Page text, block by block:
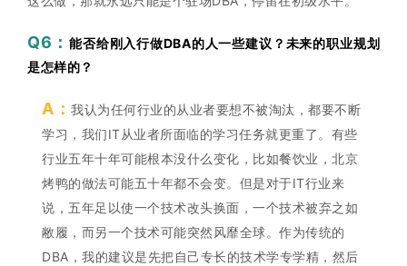
Q6：能否给刚入行做DBA的人一些建议？未来的职业规划
是怎样的？
A： 我认为任何行业的从业者要想不被淘汰，都要不断
学习，我们IT从业者所面临的学习任务就更重了。有些
行业五年十年可能根本没什么变化，比如餐饮业，北京
烤鸭的做法可能五十年都不会变。但是对于IT行业来
说，五年足以使一个技术改头换面，一个技术被弃之如
敝履，而另一个技术可能突然风靡全球。作为传统的
DBA，我的建议是先把自己专长的技术学专学精，然后